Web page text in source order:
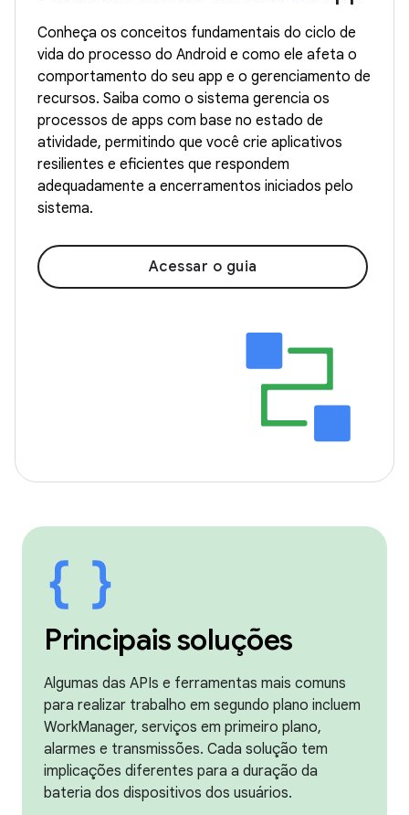
Conheça os conceitos fundamentais do ciclo de
vida do processo do Android e como ele afeta o
comportamento do seu app e o gerenciamento de
recursos. Saiba como o sistema gerencia os
processos de apps com base no estado de
atividade, permitindo que você crie aplicativos
resilientes e eficientes que respondem
adequadamente a encerramentos iniciados pelo
sistema.
Acessar o guia
Principais soluções
Algumas das APIs e ferramentas mais comuns
para realizar trabalho em segundo plano incluem
WorkManager, serviços em primeiro plano,
alarmes e transmissões. Cada solução tem
implicações diferentes para a duração da
bateria dos dispositivos dos usuários.